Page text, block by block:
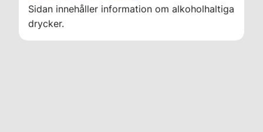
Sidan innehåller information om alkoholhaltiga
drycker.